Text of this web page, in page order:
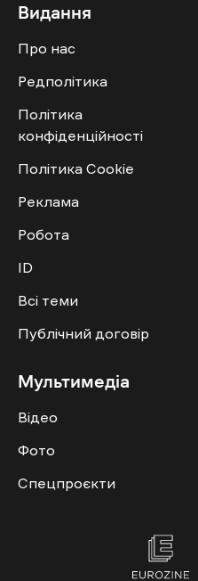
Видання
Про нас
Редполітика
Політика
конфіденційності
Політика Cookie
Реклама
Робота
ID
Всі теми
Публічний договір
Мультимедіа
Відео
Фото
Спецпроєкти